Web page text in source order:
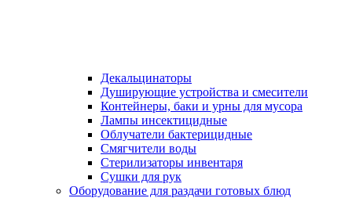
Декальцинаторы
Душирующие устройства и смесители
Контейнеры, баки и урны для мусора
Лампы инсектицидные
Облучатели бактерицидные
Смягчители воды
Стерилизаторы инвентаря
Сушки для рук
Оборудование для раздачи готовых блюд